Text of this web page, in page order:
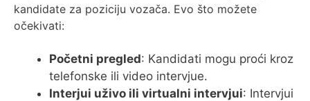
kandidate za poziciju vozača. Evo što možete
očekivati:
Početni pregled: Kandidati mogu proći kroz
telefonske ili video intervjue.
Interjui uživo ili virtualni intervjui: Intervjui